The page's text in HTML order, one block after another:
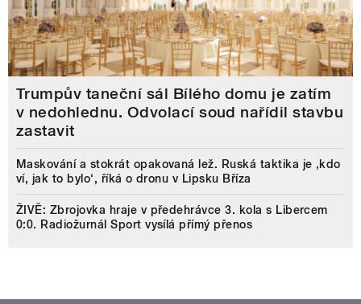
Trumpův taneční sál Bílého domu je zatím
v nedohlednu. Odvolací soud nařídil stavbu
zastavit
Maskování a stokrát opakovaná lež. Ruská taktika je ‚kdo
ví, jak to bylo‘, říká o dronu v Lipsku Bříza
ŽIVĚ: Zbrojovka hraje v předehrávce 3. kola s Libercem
0:0. Radiožurnál Sport vysílá přímý přenos